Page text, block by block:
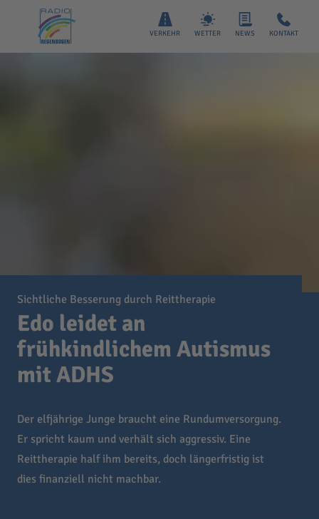
VERKEHR WETTER NEWS KONTAKT
Sichtliche Besserung durch Reittherapie
Edo leidet an
frühkindlichem Autismus
mit ADHS
Der elfjährige Junge braucht eine Rundumversorgung.
Er spricht kaum und verhält sich aggressiv. Eine
Reittherapie half ihm bereits, doch längerfristig ist
dies finanziell nicht machbar.